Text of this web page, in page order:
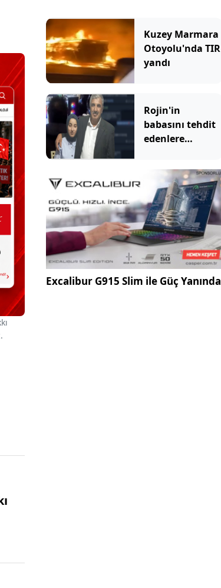
Kuzey Marmara
Otoyolu'nda TIR
yandı
Rojin'in
babasını tehdit
edenlere
Excalibur G915 Slim ile Güç Yanında